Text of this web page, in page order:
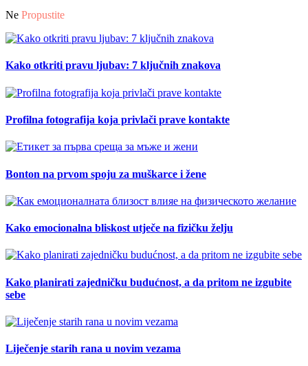
Ne Propustite
Kako otkriti pravu ljubav: 7 ključnih znakova
Profilna fotografija koja privlači prave kontakte
Bonton na prvom spoju za muškarce i žene
Kako emocionalna bliskost utječe na fizičku želju
Kako planirati zajedničku budućnost, a da pritom ne izgubite
sebe
Liječenje starih rana u novim vezama